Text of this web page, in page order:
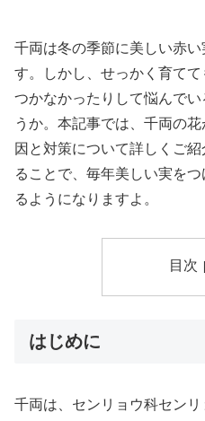
千両は冬の季節に美しい赤
す。しかし、せっかく育て
つかなかったりして悩んで
うか。本記事では、千両の
因と対策について詳しくご
ることで、毎年美しい実を
るようになりますよ。
目次
はじめに
千両は、センリョウ科セン